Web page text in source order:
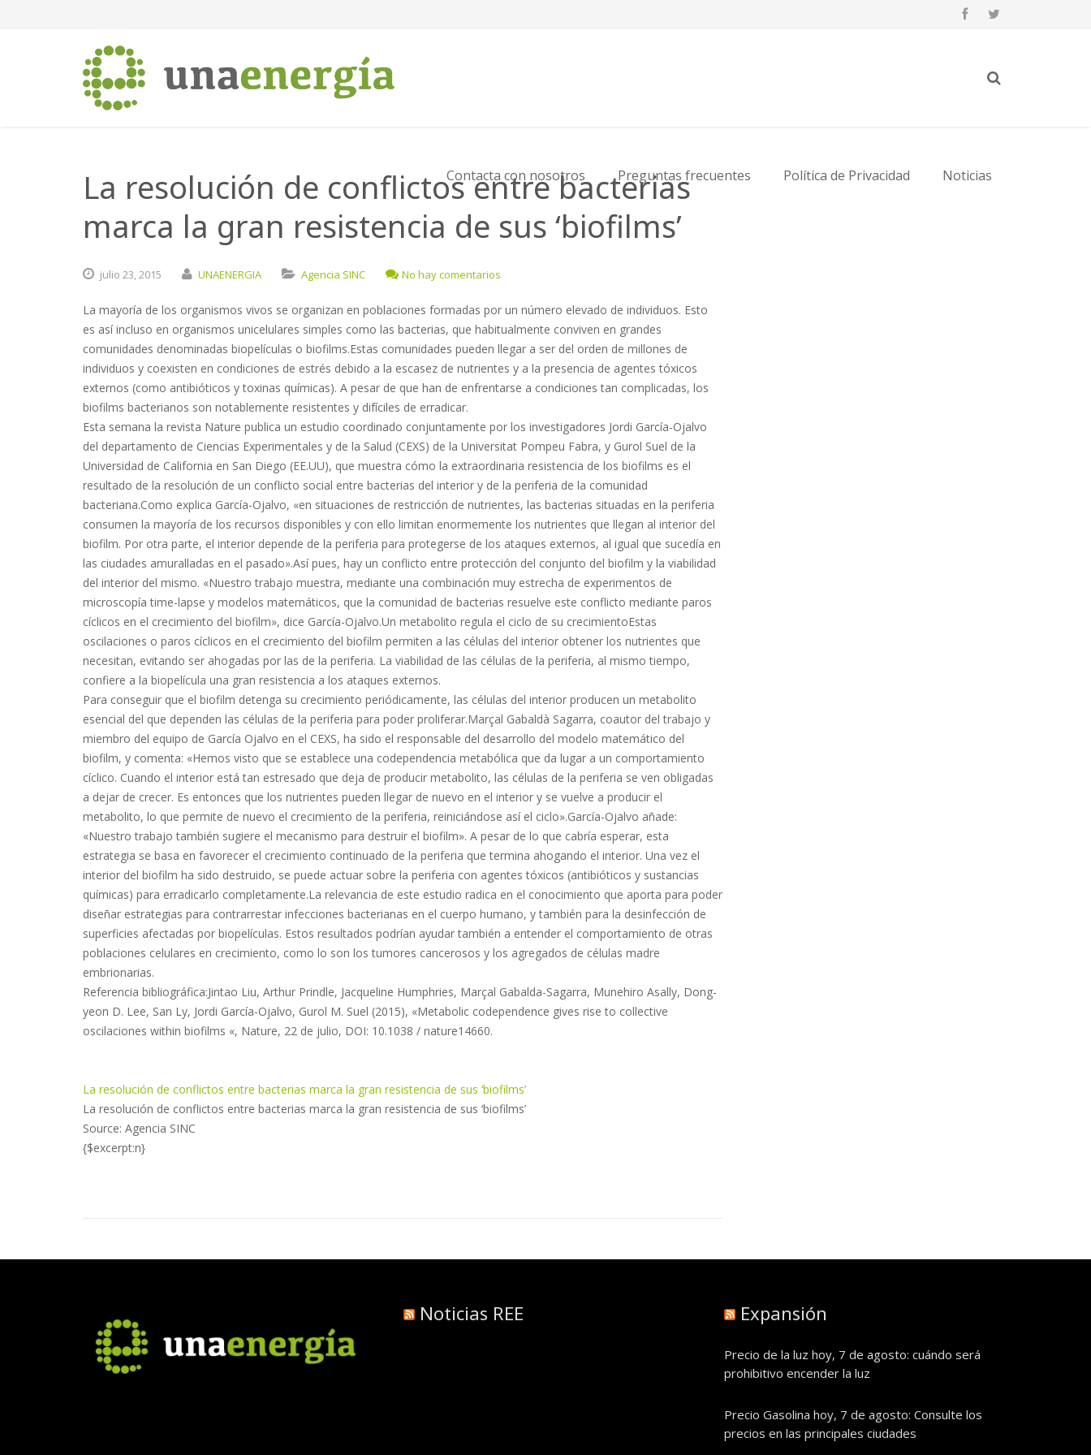
Contacta con nosotros Preguntas frecuentes Política de Privacidad Noticias
La resolución de conflictos entre bacterias
marca la gran resistencia de sus ‘biofilms’
julio 23,2015 UNAENERGIA Agencia SINC No hay comentarios
La mayoría de los organismos vivos se organizan en poblaciones formadas por un número elevado de individuos. Esto
es así incluso en organismos unicelulares simples como las bacterias, que habitualmente conviven en grandes
comunidades denominadas biopelículas o biofilms.Estas comunidades pueden llegar a ser del orden de millones de
individuos y coexisten en condiciones de estrés debido a la escasez de nutrientes y a la presencia de agentes tóxicos
externos (como antibióticos y toxinas químicas). A pesar de que han de enfrentarse a condiciones tan complicadas, los
biofilms bacterianos son notablemente resistentes y difíciles de erradicar.
Esta semana la revista Nature publica un estudio coordinado conjuntamente por los investigadores Jordi García-Ojalvo
del departamento de Ciencias Experimentales y de la Salud (CEXS) de la Universitat Pompeu Fabra, y Gurol Suel de la
Universidad de California en San Diego (EE.UU), que muestra cómo la extraordinaria resistencia de los biofilms es el
resultado de la resolución de un conflicto social entre bacterias del interior y de la periferia de la comunidad
bacteriana.Como explica García-Ojalvo, «en situaciones de restricción de nutrientes, las bacterias situadas en la periferia
consumen la mayoría de los recursos disponibles y con ello limitan enormemente los nutrientes que llegan al interior del
biofilm. Por otra parte, el interior depende de la periferia para protegerse de los ataques externos, al igual que sucedía en
las ciudades amuralladas en el pasado».Así pues, hay un conflicto entre protección del conjunto del biofilm y la viabilidad
del interior del mismo. «Nuestro trabajo muestra, mediante una combinación muy estrecha de experimentos de
microscopía time-lapse y modelos matemáticos, que la comunidad de bacterias resuelve este conflicto mediante paros
cíclicos en el crecimiento del biofilm», dice García-Ojalvo.Un metabolito regula el ciclo de su crecimientoEstas
oscilaciones o paros cíclicos en el crecimiento del biofilm permiten a las células del interior obtener los nutrientes que
necesitan, evitando ser ahogadas por las de la periferia. La viabilidad de las células de la periferia, al mismo tiempo,
confiere a la biopelícula una gran resistencia a los ataques externos.
Para conseguir que el biofilm detenga su crecimiento periódicamente, las células del interior producen un metabolito
esencial del que dependen las células de la periferia para poder proliferar.Marçal Gabaldà Sagarra, coautor del trabajo y
miembro del equipo de García Ojalvo en el CEXS, ha sido el responsable del desarrollo del modelo matemático del
biofilm, y comenta: «Hemos visto que se establece una codependencia metabólica que da lugar a un comportamiento
cíclico. Cuando el interior está tan estresado que deja de producir metabolito, las células de la periferia se ven obligadas
a dejar de crecer. Es entonces que los nutrientes pueden llegar de nuevo en el interior y se vuelve a producir el
metabolito, lo que permite de nuevo el crecimiento de la periferia, reiniciándose así el ciclo».García-Ojalvo añade:
«Nuestro trabajo también sugiere el mecanismo para destruir el biofilm». A pesar de lo que cabría esperar, esta
estrategia se basa en favorecer el crecimiento continuado de la periferia que termina ahogando el interior. Una vez el
interior del biofilm ha sido destruido, se puede actuar sobre la periferia con agentes tóxicos (antibióticos y sustancias
químicas) para erradicarlo completamente.La relevancia de este estudio radica en el conocimiento que aporta para poder
diseñar estrategias para contrarrestar infecciones bacterianas en el cuerpo humano, y también para la desinfección de
superficies afectadas por biopelículas. Estos resultados podrían ayudar también a entender el comportamiento de otras
poblaciones celulares en crecimiento, como lo son los tumores cancerosos y los agregados de células madre
embrionarias.
Referencia bibliográfica:Jintao Liu, Arthur Prindle, Jacqueline Humphries, Marçal Gabalda-Sagarra, Munehiro Asally, Dong-
yeon D. Lee, San Ly, Jordi García-Ojalvo, Gurol M. Suel (2015), «Metabolic codependence gives rise to collective
oscilaciones within biofilms «, Nature, 22 de julio, DOI: 10.1038 / nature14660.
La resolución de conflictos entre bacterias marca la gran resistencia de sus ‘biofilms’
La resolución de conflictos entre bacterias marca la gran resistencia de sus ‘biofilms’
Source: Agencia SINC
{$excerpt:n}
Noticias REE Expansión
Precio de la luz hoy, 7 de agosto: cuándo será
prohibitivo encender la luz
Precio Gasolina hoy, 7 de agosto: Consulte los
precios en las principales ciudades